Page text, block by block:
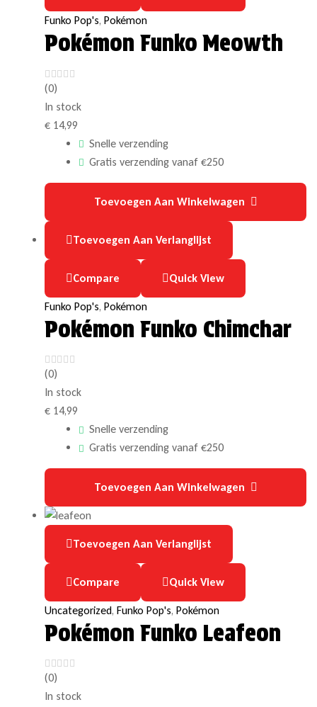
Funko Pop's, Pokémon
Pokémon Funko Meowth
(0)
In stock
€ 14,99
Snelle verzending
Gratis verzending vanaf €250
Toevoegen Aan Winkelwagen
Toevoegen Aan Verlanglijst
Compare Quick View
Funko Pop's, Pokémon
Pokémon Funko Chimchar
(0)
In stock
€ 14,99
Snelle verzending
Gratis verzending vanaf €250
Toevoegen Aan Winkelwagen
Toevoegen Aan Verlanglijst
Compare Quick View
Uncategorized, Funko Pop's, Pokémon
Pokémon Funko Leafeon
(0)
In stock